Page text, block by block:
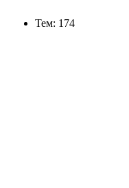
Тем: 174